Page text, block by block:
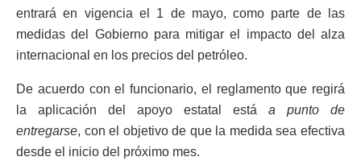
entrará en vigencia el 1 de mayo, como parte de las
medidas del Gobierno para mitigar el impacto del alza
internacional en los precios del petróleo.
De acuerdo con el funcionario, el reglamento que regirá
la aplicación del apoyo estatal está a punto de
entregarse, con el objetivo de que la medida sea efectiva
desde el inicio del próximo mes.